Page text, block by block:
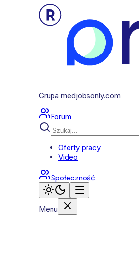
Grupa medjobsonly.com
Forum
Oferty pracy
Video
Społeczność
Menu